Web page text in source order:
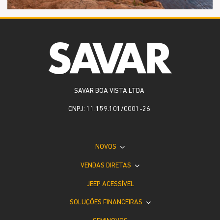
SAVAR BOA VISTA LTDA
CNPJ: 11.159.101/0001-26
NOVOS
VENDAS DIRETAS
JEEP ACESSÍVEL
SOLUÇÕES FINANCEIRAS